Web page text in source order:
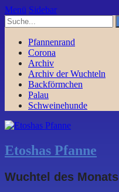
Menü Sidebar
Pfannenrand
Corona
Archiv
Archiv der Wuchteln
Backförmchen
Palau
Schweinehunde
Etoshas Pfanne
Wuchtel des Monats